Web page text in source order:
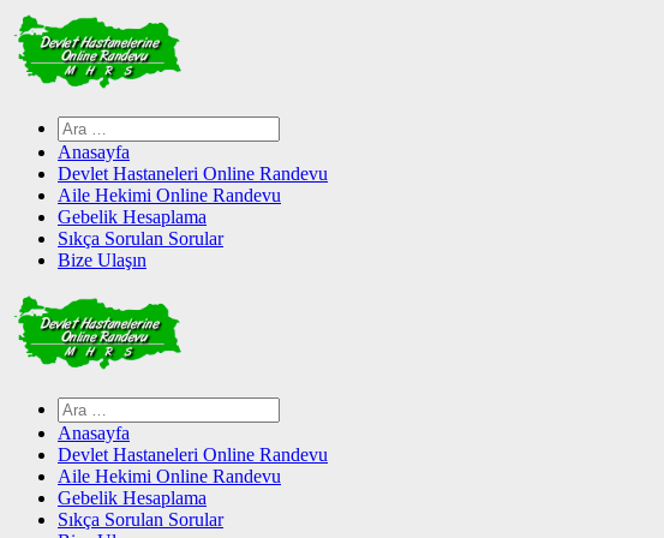
Skip
to
content
Arama:
Anasayfa
Devlet Hastaneleri Online Randevu
Aile Hekimi Online Randevu
Gebelik Hesaplama
Sıkça Sorulan Sorular
Bize Ulaşın
Arama:
Anasayfa
Devlet Hastaneleri Online Randevu
Aile Hekimi Online Randevu
Gebelik Hesaplama
Sıkça Sorulan Sorular